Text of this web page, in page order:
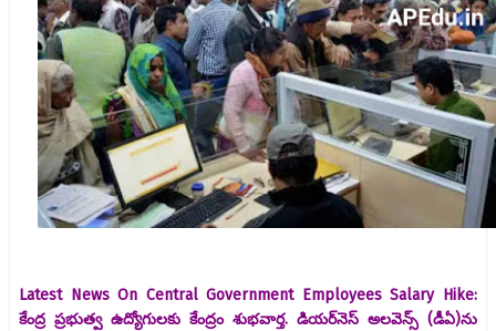
Latest News On Central Government Employees Salary Hike:
కేంద్ర ప్రభుత్వ ఉద్యోగులకు కేంద్రం శుభవార్త. డియర్‌నెస్ అలవెన్స్‌ (డీఏ)ను